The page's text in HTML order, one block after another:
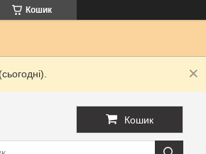
Кошик
Кошик